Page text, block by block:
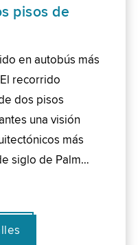
pisos de
en autobús más
recorrido
dos pisos
una visión
más
siglo de Palm…